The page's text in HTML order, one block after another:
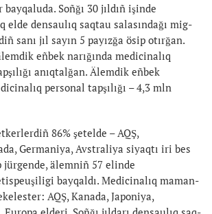
bayqaluda. Soñğı 30 jıldıñ işinde
el­­de densaulıq saqtau salasındağı mig­
sanı jıl sayın 5 payızğa ösip otırğan.
eñbek narığında medicinalıq
anıqtalğan. Älemdik eñbek
personal tapşılığı – 4,3 mln
86% şetelde – AQŞ,
Germaniya, Avstraliya siyaqtı iri bes
jürgende, älem­niñ 57 elinde
bayqaldı. Medicinalıq maman­
AQŞ, Ka­na­da, Japo­niya,